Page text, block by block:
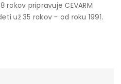
rokov pripravuje CEVARM
už 35 rokov - od roku 1991.